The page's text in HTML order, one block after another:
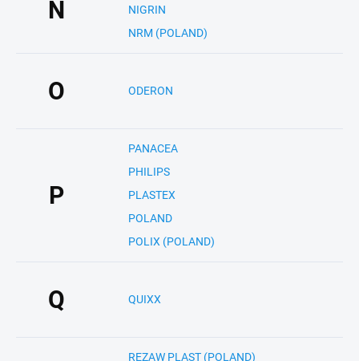
N
NIGRIN
NRM (POLAND)
O ODERON
P
PANACEA
PHILIPS
PLASTEX
POLAND
POLIX (POLAND)
Q QUIXX
REZAW PLAST (POLAND)